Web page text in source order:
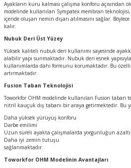
Ayakların kuru kalması çalışma konforu açısından
modelinde kullanılan Sympatex membran
içeride oluşan nemin dışarı atılmasını sağlar.
kalır.
Nubuk Deri Üst Yüzey
Yüksek kaliteli nubuk deri kullanımı sayesinde
alabilir yapı sunmaktadır. Nubuk deri esnek
kullanımlarda dahi formunu korumaktadır. Bu
artırmaktadır.
Fusion Taban Teknolojisi
Toworkfor OHM modelinde kullanılan Fusion taban
nitril kauçuk dış tabanı bir araya getirmektedir. Bu
Daha yüksek yürüyüş konforu
Darbe emilimi
Uzun süreli ayakta çalışmalarda yorgunluğun
Daha iyi zemin tutuşu
sağlanmaktadır.
Toworkfor OHM Modelinin Avantajları